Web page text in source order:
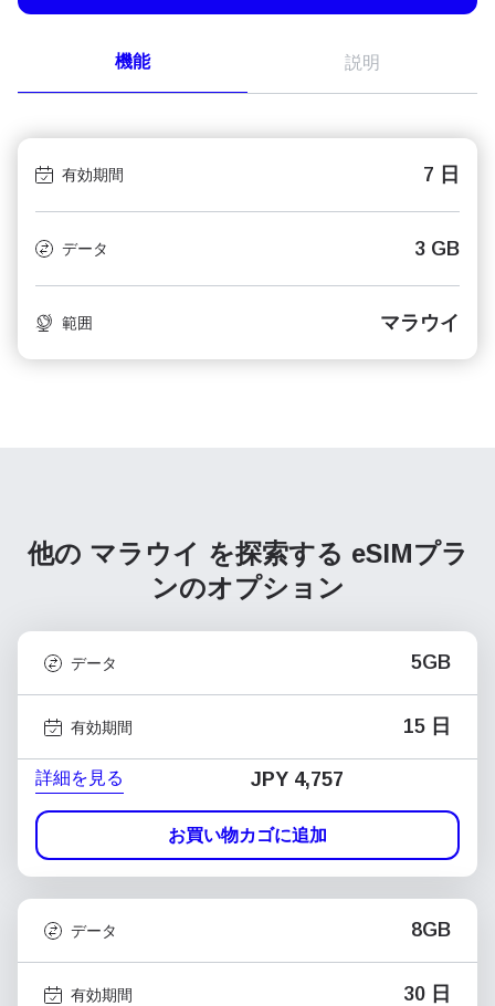
機能 説明
有効期間 7 日
データ 3 GB
範囲 マラウイ
他の マラウイ を探索する eSIMプラ
ンのオプション
データ 5GB
有効期間 15 日
詳細を見る JPY 4,757
お買い物カゴに追加
データ 8GB
有効期間 30 日